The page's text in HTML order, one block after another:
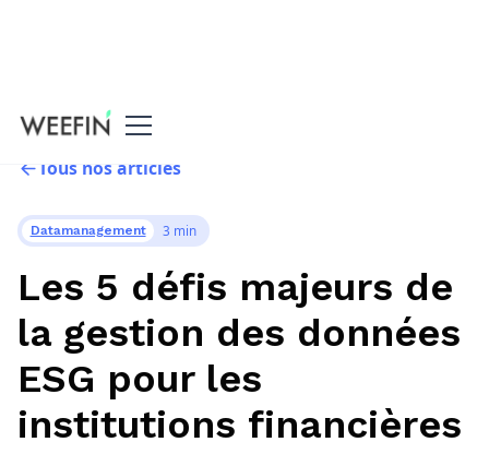
Tous nos articles
Datamanagement 3 min
Les 5 défis majeurs de
la gestion des données
ESG pour les
institutions financières